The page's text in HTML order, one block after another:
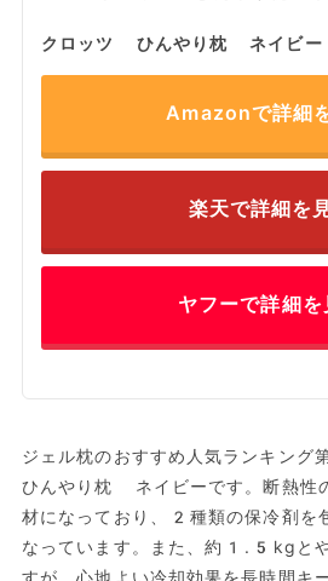
クロッツ ひんやり枕 ネイビー
Amazonで詳細
楽天で詳細を
ヤフーで詳細を
ジェル枕のおすすめ人気ランキング
ひんやり枕 ネイビーです。断熱性
材になっており、2種類の保冷剤を
なっています。また、約1.5kgとや